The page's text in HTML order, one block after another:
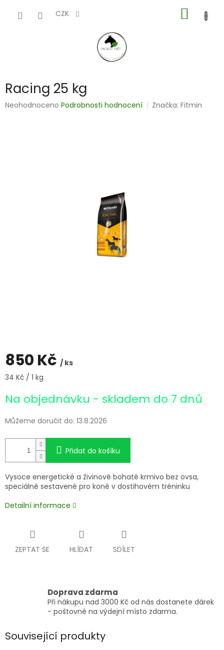
CZK
KOŠÍK
Racing 25 kg
Průměrné
Neohodnoceno Podrobnosti hodnocení Značka:Fitmin
850 Kč / ks
Měrná
34 Kč / 1 kg
Na objednávku - skladem do 7 dnů
Můžeme doručit do: 13.8.2026
Přidat do košíku
Vysoce energetické a živinově bohaté krmivo bez ovsa,
speciálně sestavené pro koně v dostihovém tréninku
Detailní informace
ZEPTAT SE HLÍDAT SDÍLET
Doprava zdarma
Při nákupu nad 3000 Kč od nás dostanete dárek
- poštovné na výdejní místo zdarma.
Související produkty